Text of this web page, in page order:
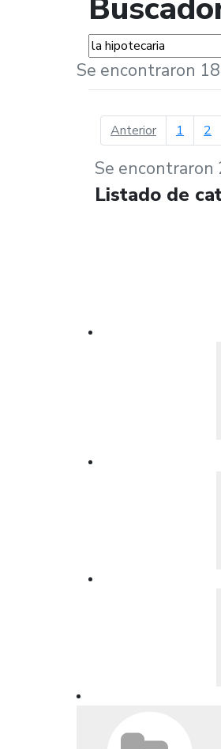
Palabras...
Se encontraron
Anteriorpágina
1 2
Se
Listado de